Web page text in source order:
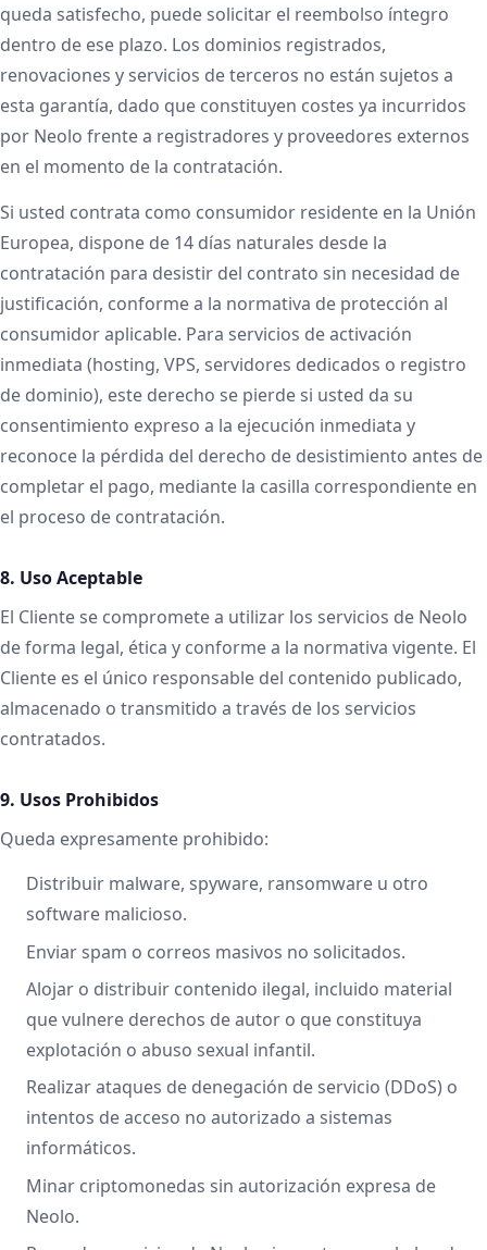
queda satisfecho, puede solicitar el reembolso íntegro
dentro de ese plazo. Los dominios registrados,
renovaciones y servicios de terceros no están sujetos a
esta garantía, dado que constituyen costes ya incurridos
por Neolo frente a registradores y proveedores externos
en el momento de la contratación.
Si usted contrata como consumidor residente en la Unión
Europea, dispone de 14 días naturales desde la
contratación para desistir del contrato sin necesidad de
justificación, conforme a la normativa de protección al
consumidor aplicable. Para servicios de activación
inmediata (hosting, VPS, servidores dedicados o registro
de dominio), este derecho se pierde si usted da su
consentimiento expreso a la ejecución inmediata y
reconoce la pérdida del derecho de desistimiento antes de
completar el pago, mediante la casilla correspondiente en
el proceso de contratación.
8. Uso Aceptable
El Cliente se compromete a utilizar los servicios de Neolo
de forma legal, ética y conforme a la normativa vigente. El
Cliente es el único responsable del contenido publicado,
almacenado o transmitido a través de los servicios
contratados.
9. Usos Prohibidos
Queda expresamente prohibido:
Distribuir malware, spyware, ransomware u otro
software malicioso.
Enviar spam o correos masivos no solicitados.
Alojar o distribuir contenido ilegal, incluido material
que vulnere derechos de autor o que constituya
explotación o abuso sexual infantil.
Realizar ataques de denegación de servicio (DDoS) o
intentos de acceso no autorizado a sistemas
informáticos.
Minar criptomonedas sin autorización expresa de
Neolo.